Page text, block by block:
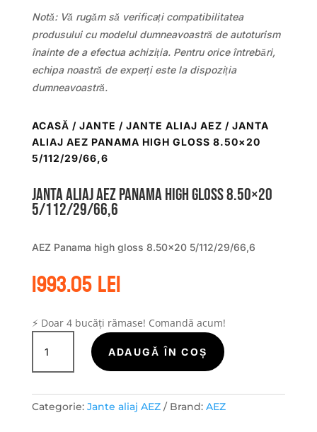
Notă: Vă rugăm să verificați compatibilitatea
produsului cu modelul dumneavoastră de autoturism
înainte de a efectua achiziția. Pentru orice întrebări,
echipa noastră de experți este la dispoziția
dumneavoastră.
ACASĂ / JANTE / JANTE ALIAJ AEZ / JANTA
ALIAJ AEZ PANAMA HIGH GLOSS 8.50×20
5/112/29/66,6
Janta aliaj AEZ Panama high gloss 8.50×20
5/112/29/66,6
AEZ Panama high gloss 8.50×20 5/112/29/66,6
1993.05lei
⚡ Doar 4 bucăți rămase! Comandă acum!
Cantitate
Janta
aliaj
Panama
ADAUGĂ ÎN COȘ
Categorie: Jante aliaj AEZ Brand: AEZ